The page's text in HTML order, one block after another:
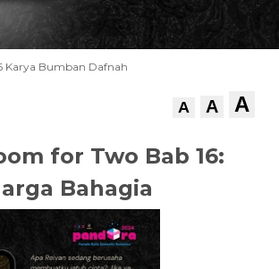
Karya Bumban Dafnah
A A A
for Two Bab 16:
Bahagia